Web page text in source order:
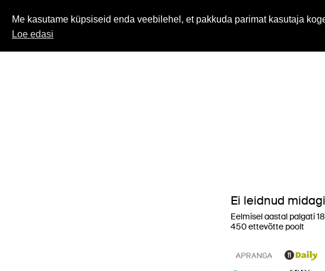
Ei leidnud
Eelmisel aastal palgati
450 ettevõtte poolt
Me kasutame küpsiseid enda veebilehel, et pakkuda parimat kasutaja
Loe edasi